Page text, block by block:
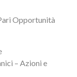
Opportunità
– Azioni e